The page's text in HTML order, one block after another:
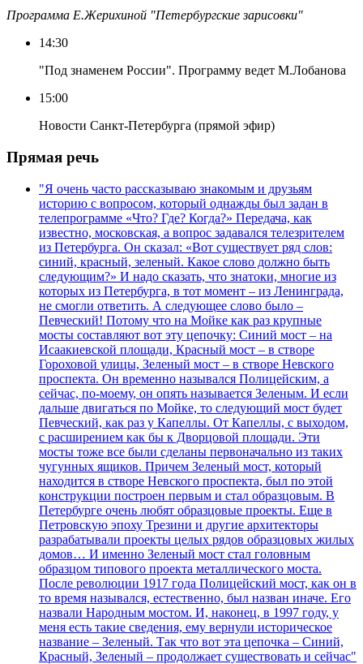
Программа Е.Жерихиной "Петербургские зарисовки"
14:30
"Под знаменем России". Программу ведет М.Лобанова
15:00
Новости Санкт-Петербурга (прямой эфир)
Прямая речь
"Я очень часто рассказываю знакомым и друзьям
историю с вопросом, который однажды был задан в
телепрограмме «Что? Где? Когда?» Передача, как
известно, московская, а вопрос задавался телезрителем
из Петербурга. Он сказал: «Вот существует ряд слов:
синий, красный, зеленый. Какое слово должно быть
следующим?» И надо сказать, что знатоки, многие из
которых из Петербурга, в тот момент – из Ленинграда,
не смогли ответить. А следующее слово было –
Певческий! Потому что на Мойке как раз крупные
мосты составляют вот эту цепочку: Синий мост – на
Исаакиевской площади, Красный мост – в створе
Гороховой улицы, Зеленый мост – в створе Невского
проспекта. Он временно назывался Полицейским, а
сейчас, по-моему, он опять называется Зеленым. И если
дальше двигаться по Мойке, то следующий мост будет
Певческий, как раз у Капеллы. От Капеллы, с выходом,
с расширением как бы к Дворцовой площади. Эти
мосты тоже все были сделаны первоначально из таких
чугунных ящиков. Причем Зеленый мост, который
находится в створе Невского проспекта, был по этой
конструкции построен первым и стал образцовым. В
Петербурге очень любят образцовые проекты. Еще в
Петровскую эпоху Трезини и другие архитекторы
разрабатывали проекты целых рядов образцовых жилых
домов… И именно Зеленый мост стал головным
образцом типового проекта металлического моста.
После революции 1917 года Полицейский мост, как он в
то время назывался, естественно, был назван иначе. Его
назвали Народным мостом. И, наконец, в 1997 году, у
меня есть такие сведения, ему вернули историческое
название – Зеленый. Так что вот эта цепочка – Синий,
Красный, Зеленый – продолжает существовать и сейчас"